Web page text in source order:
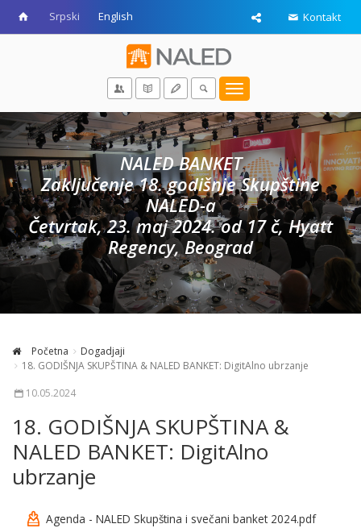
Srpski English Kontakt
Toggle
navigation
NALED BANKET
Zaključenje 18. godišnje Skupštine
NALED-a
Četvrtak, 23. maj 2024. od 17 č, Hyatt
Regency, Beograd
Početna
Dogadjaji
18. GODIŠNJA SKUPŠTINA & NALED BANKET: DigitAlno ubrzanje
10.05.2024
18. GODIŠNJA SKUPŠTINA &
NALED BANKET: DigitAlno
ubrzanje
Agenda - NALED Skupština i svečani banket 2024.pdf